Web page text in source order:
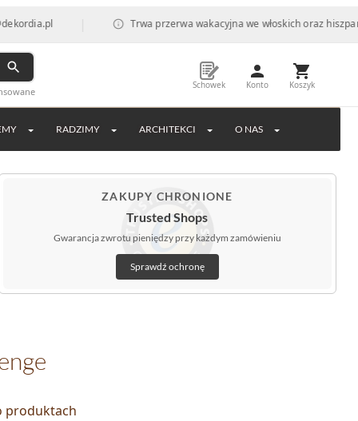
| Trwa przerwa wakacyjna we włoskich oraz hiszpańskich
Schowek Konto Koszyk
RADZIMY ARCHITEKCI O NAS
ZAKUPY CHRONIONE
Trusted Shops
Gwarancja zwrotu pieniędzy przy każdym zamówieniu
Sprawdź ochronę
produktach